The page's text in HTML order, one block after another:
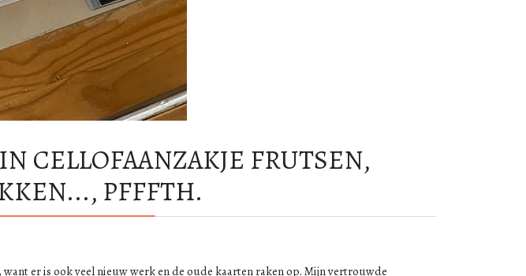
CELLOFAANZAKJE FRUTSEN,
PFFFTH.
er is ook veel nieuw werk en de oude kaarten raken op. Mijn vertrouwde